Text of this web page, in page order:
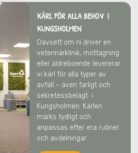
KÄRL FÖR ALLA BEHOV I
KUNGSHOLMEN
Oavsett om ni driver en
veterinärklinik, mottagning
eller äldreboende levererar
vi kärl för alla typer av
avfall – även farligt och
sekretessbelagt i
Kungsholmen. Kärlen
märks tydligt och
anpassas efter era rutiner
och avdelningar.